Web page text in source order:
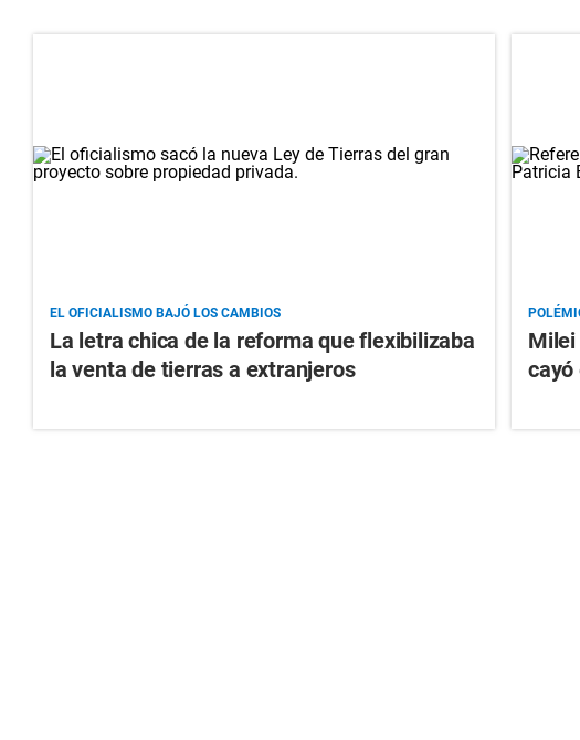
EL OFICIALISMO BAJÓ LOS CAMBIOS
La letra chica de la reforma que flexibilizaba
la venta de tierras a extranjeros
Milei
cayó